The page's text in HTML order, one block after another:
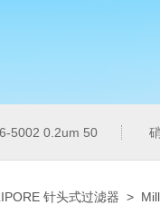
5002 0.2um 50
针头式过滤器 >